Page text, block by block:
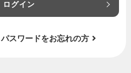
ログイン
パスワードをお忘れの方